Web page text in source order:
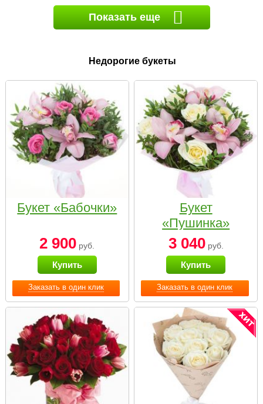
Показать еще
Недорогие букеты
Заказать в один клик
Букет «Бабочки»
2 900 руб.
Купить
Заказать в один клик
Букет
«Пушинка»
3 040руб.
Купить